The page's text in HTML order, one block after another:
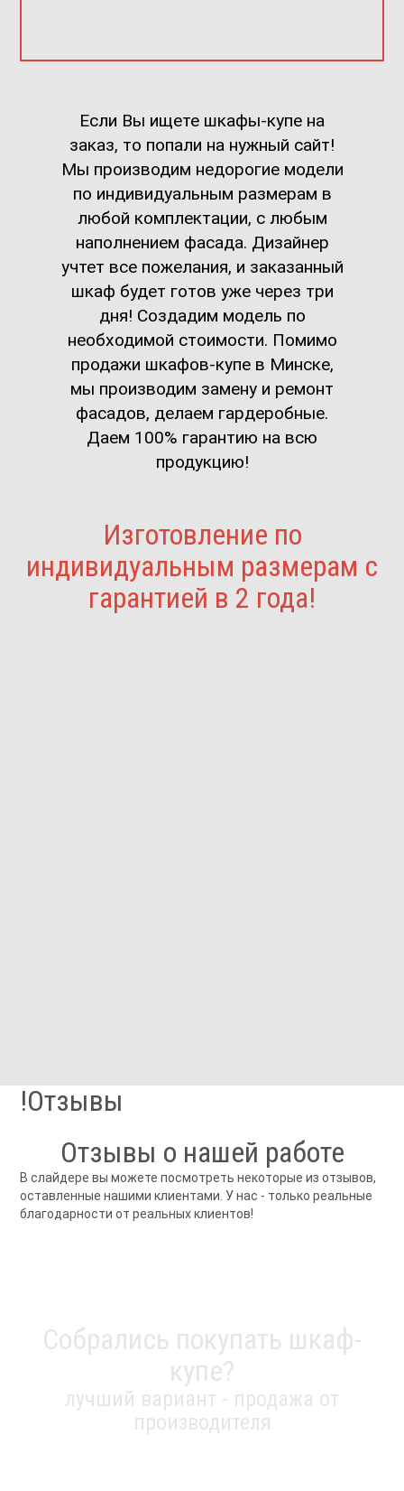
Если Вы ищете шкафы-купе на
заказ, то попали на нужный сайт!
Мы производим недорогие модели
по индивидуальным размерам в
любой комплектации, с любым
наполнением фасада. Дизайнер
учтет все пожелания, и заказанный
шкаф будет готов уже через три
дня! Создадим модель по
необходимой стоимости. Помимо
продажи шкафов-купе в Минске,
мы производим замену и ремонт
фасадов, делаем гардеробные.
Даем 100% гарантию на всю
продукцию!
Изготовление по
индивидуальным размерам с
гарантией в 2 года!
!Отзывы
Отзывы о нашей работе
В слайдере вы можете посмотреть некоторые из отзывов,
оставленные нашими клиентами. У нас - только реальные
благодарности от реальных клиентов!
Собрались покупать шкаф-
купе?
лучший вариант - продажа от
производителя